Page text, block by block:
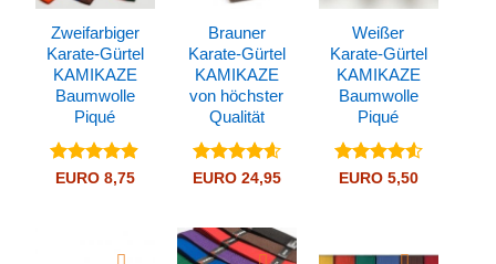
Zweifarbiger
Karate-Gürtel
KAMIKAZE
Baumwolle
Piqué
Bewertet
EURO8,75
Brauner
Karate-Gürtel
KAMIKAZE
von höchster
Qualität
Bewertet
EURO24,95
Weißer
Karate-Gürtel
KAMIKAZE
Baumwolle
Piqué
Bewertet
EURO5,50